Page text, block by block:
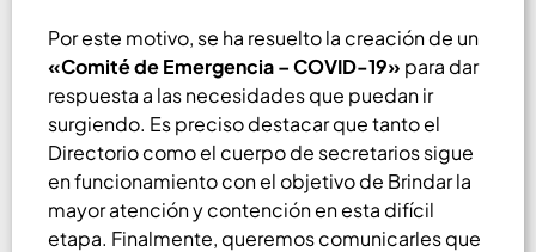
Por este motivo, se ha resuelto la creación de un
«Comité de Emergencia – COVID-19» para dar
respuesta a las necesidades que puedan ir
surgiendo. Es preciso destacar que tanto el
Directorio como el cuerpo de secretarios sigue
en funcionamiento con el objetivo de Brindar la
mayor atención y contención en esta difícil
etapa. Finalmente, queremos comunicarles que